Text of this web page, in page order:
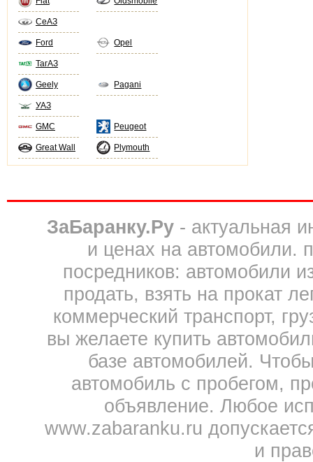
СеАЗ
Ford Opel
ТагАЗ
Geely Pagani
УАЗ
GMC Peugeot
Great Wall Plymouth
ЗаБаранку.Ру- актуальная
и ценах на автомобили.
посредников: автомобили
продать, взять на прокат
коммерческий транспорт,
вы желаете купить
базе автомобилей.
автомобиль с пробегом,
объявление. Любое
www.zabaranku.ru
и